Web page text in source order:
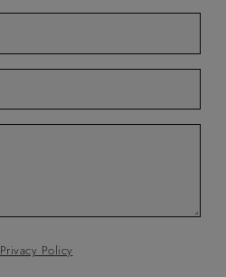
Privacy Policy